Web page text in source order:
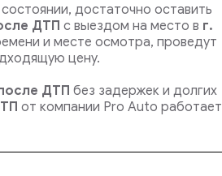
достаточно оставить
ДТП с выездом на место в г.
и месте осмотра, проведут
цену.
ДТП без задержек и долгих
от компании Pro Auto работает